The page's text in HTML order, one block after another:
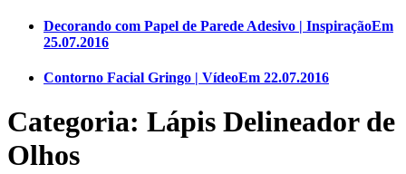
Decorando com Papel de Parede Adesivo | InspiraçãoEm
25.07.2016
Contorno Facial Gringo | VídeoEm 22.07.2016
Categoria: Lápis Delineador de
Olhos